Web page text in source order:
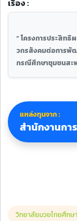
เรื่อง :
“ โครงการประสิท
วกรสังคมต่อการพั
กรณีศึกษาชุมชนสะพ
แหล่งทุนจาก :
สำนักงานกา
วิทยาลัยมวยไทยศึกษ